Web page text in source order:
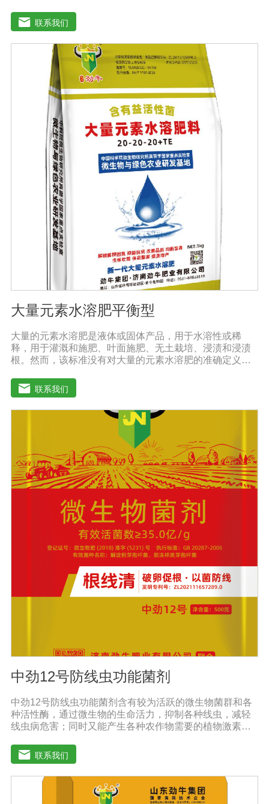
含氨基酸水溶性肥料、含腐植酸水溶性肥料、有机水溶性
肥料等。水溶肥与传统的过磷酸钙肥等品种相比，水溶性
肥料具有明显的优势。它是一种水溶性好、无残渣的速效
肥料，能完全溶于水，能直接被作物的根和叶吸收利用。
水溶肥作为一种快速肥料，其营养元素相对全面，根据不
同作物的肥料特点，相应的肥料配方不同，市场销售蔬
菜、果树、花卉、食品、棉花、油等作物专用水溶性肥
料。使用技巧：1．避免直接冲施，要采取二次稀释法。由
于水溶性肥料有别于一般的复合肥料，所以农民就不能够
按常规施肥方法，造成施肥不均匀，出现烧苗伤根，苗小
苗弱等现象，二次稀释保证冲肥均匀，提高肥料利用率。
2．严格控制施肥量。水溶肥比一般复合肥养分含量高，用
量相对较少。由于其速效性强，难以在土壤中长期存留，
所以要严格控制施肥量，避免肥料流失即降低施肥的经济
效益，达不到高产优质高效的目的。3．尽量单用或与非碱
性的农药混用。比如在蔬菜出现缺素症或根系生长不良
时，不少农民多采用喷施水溶肥的方法加以缓解。在此提
醒农民朋友，水溶肥要尽量单独施用或与非碱性的农药混
用，以免金属离子起反应产生沉淀，造成叶片肥害或药
联系我们
大量元素水溶肥平衡型
大量的元素水溶肥是液体或固体产品，用于水溶性或稀
释，用于灌溉和施肥、叶面施肥、无土栽培、浸渍和浸渍
根。然而，该标准没有对大量的元素水溶肥的准确定义。
合肥料。大量的元素水溶肥的特点是作物喷洒后通过树枝
和树叶迅速渗透到体内，提高作物运输营养物质的能力，
增加果叶营养物质，增强细胞活力和代谢能力。1.促进发
芽，加速茶树、果树、蔬菜等作物的生长，增加花蕾，促
类、甘蔗、桑树、树苗、果苗和攀缘作物生长得更快。2.
绿叶增强枝条，保护花朵和果实。使用后，叶子呈嫩绿
色，叶子又厚又亮。果树、瓜类、豆类等作物在开花前后
喷洒，也可防止谢花落果。具有显著的保花保果作用，也
是大量元素水溶性肥料的主要作用之一。3.果实大、颗粒
重、早熟、高产果树、瓜类、豆类等多种作物。在果实期
喷洒可以增加果实，提前成熟，在抽穗期和灌浆期喷洒谷
物可以使抽穗整齐，重量显著增加。4.灾后恢复，抗旱、
防涝、防虫。风灾后，喷洒能迅速恢复生长，抵抗农作物
病虫害，与农药混合喷洒，病株恢复更快。
联系我们
中劲12号防线虫功能菌剂
中劲12号防线虫功能菌剂含有较为活跃的微生物菌群和各
种活性酶，通过微生物的生命活力，抑制各种线虫，减轻
线虫病危害；同时又能产生各种农作物需要的植物激素、
并且能产生抗生素，系统防伪酶等多种物质，间接达到促
进植物生长。【产品功能】 1、本产品利用微生物自身的
寄生作用，并释放出对线虫、细菌、真菌等具有杀灭作用
的化学物质，再辅助特殊增效剂，能快速、高效杀灭线虫
和作物真菌、细菌病害。不仅有效地预防和控制多种作物
联系我们